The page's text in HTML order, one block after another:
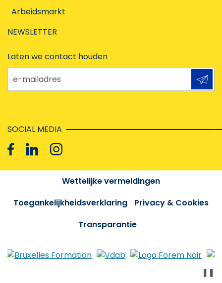
Arbeidsmarkt
NEWSLETTER
Laten we contact houden
e-mailadres
SOCIAL MEDIA
Wettelijke vermeldingen
Toegankelijkheidsverklaring
Privacy & Cookies
Transparantie
❚❚